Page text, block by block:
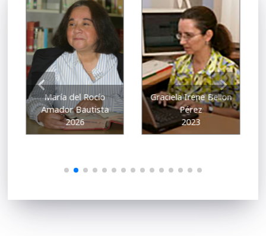
María del Rocío
Amador Bautista
2026
Graciela Irene Bellon
Pérez
2023